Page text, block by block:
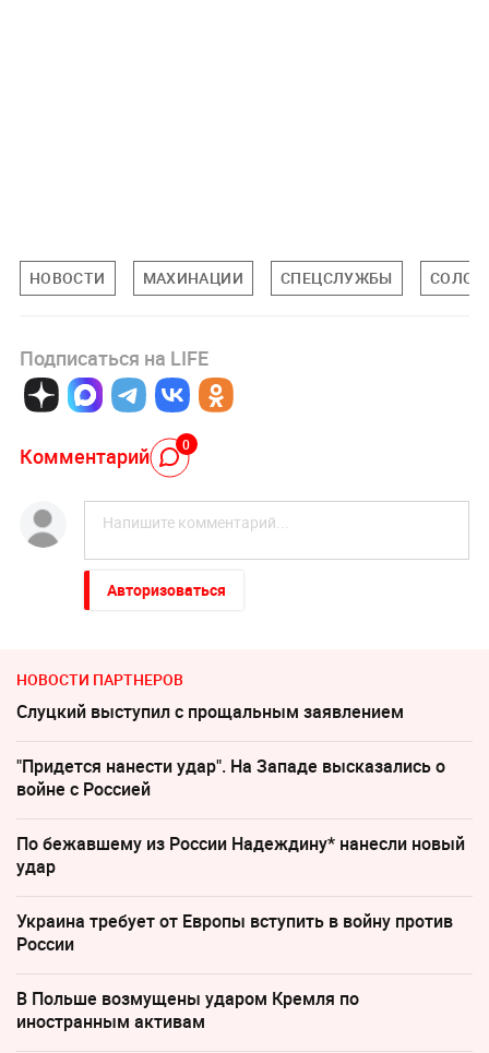
НОВОСТИ МАХИНАЦИИ СПЕЦСЛУЖБЫ
Подписаться на LIFE
Комментарий 0
Авторизоваться
НОВОСТИ ПАРТНЕРОВ
Слуцкий выступил с прощальным заявлением
"Придется нанести удар". На Западе высказались о
войне с Россией
По бежавшему из России Надеждину* нанесли новый
удар
Украина требует от Европы вступить в войну против
России
В Польше возмущены ударом Кремля по
иностранным активам